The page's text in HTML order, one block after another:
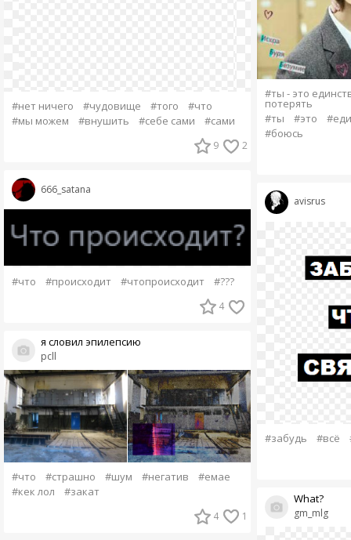
#нет ничего #чудовище #того
#что
#мы можем
#внушить #себе сами #сами
9 2
666_satana
#что #происходит #чтопроисходит #???
4
pcll
я словил эпилепсию
#что #страшно #шум #негатив
#емае
#кек лол
#закат
4 1
#ты - это
потерять
#ты
#это
#боюсь
avisrus
#забудь #всё
gm_mlg
What?